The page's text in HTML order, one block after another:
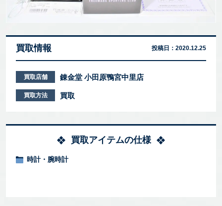
買取情報 投稿日： 2020.12.25
買取店舗 錬金堂 小田原鴨宮中里店
買取方法 買取
買取アイテムの仕様
時計・腕時計